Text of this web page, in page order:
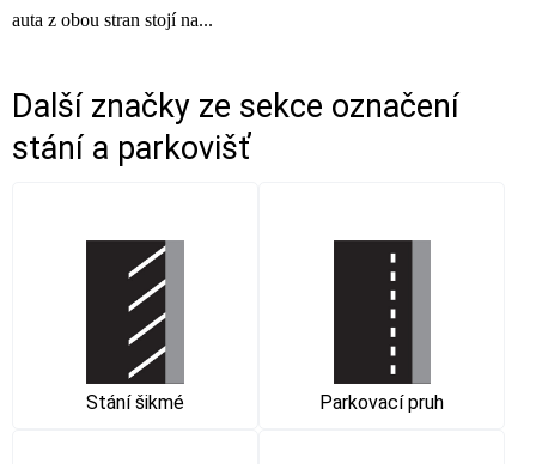
auta z obou stran stojí na...
Další značky ze sekce označení
stání a parkovišť
Stání šikmé Parkovací pruh